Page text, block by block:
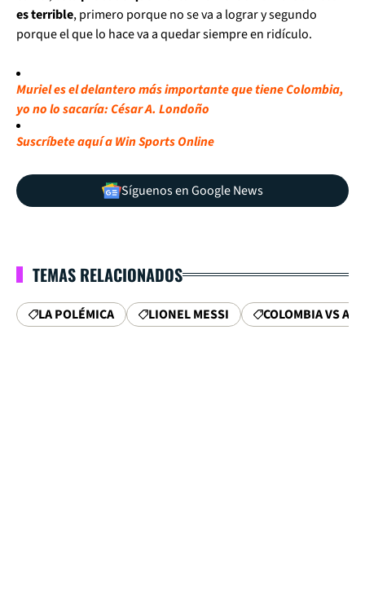
es terrible, primero porque no se va a lograr y segundo
porque el que lo hace va a quedar siempre en ridículo.
Muriel es el delantero más importante que tiene Colombia,
yo no lo sacaría: César A. Londoño
Suscríbete aquí a Win Sports Online
Síguenos en Google News
TEMAS RELACIONADOS
LA POLÉMICA LIONEL MESSI COLOMBIA VS